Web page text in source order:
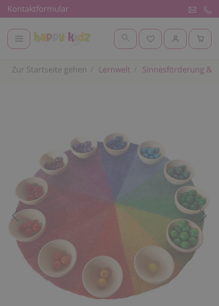
Kontaktformular
Zur Startseite gehen Lernwelt Sinnesförderung &